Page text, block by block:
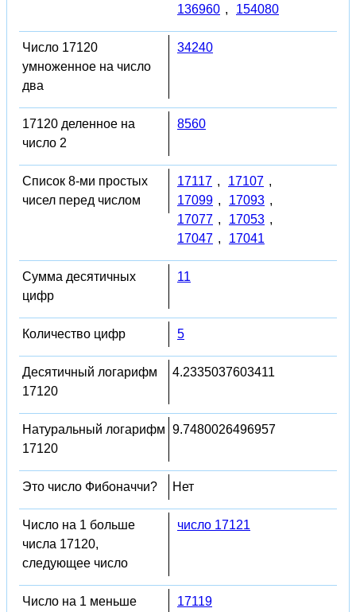
136960 , 154080
Число 17120
умноженное на число
два
34240
17120 деленное на
число 2
8560
Список 8-ми простых
чисел перед числом
17117 , 17107 ,
17099 , 17093 ,
17077 , 17053 ,
17047 , 17041
Сумма десятичных
цифр
11
Количество цифр 5
Десятичный логарифм
17120
4.2335037603411
Натуральный логарифм
17120
9.7480026496957
Это число Фибоначчи? Нет
Число на 1 больше
числа 17120,
следующее число
число 17121
Число на 1 меньше
17119